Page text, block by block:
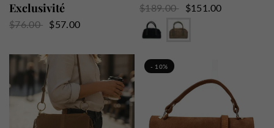
Exclusivité
$76.00 $57.00
$189.00
$151.00
Bleu
Marron
- 10%